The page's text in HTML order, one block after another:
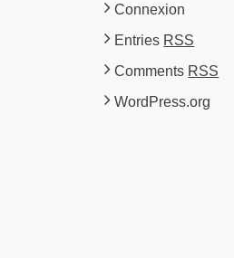
Connexion
Entries RSS
Comments RSS
WordPress.org